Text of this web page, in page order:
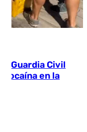
Guardia Civil
cocaína en la